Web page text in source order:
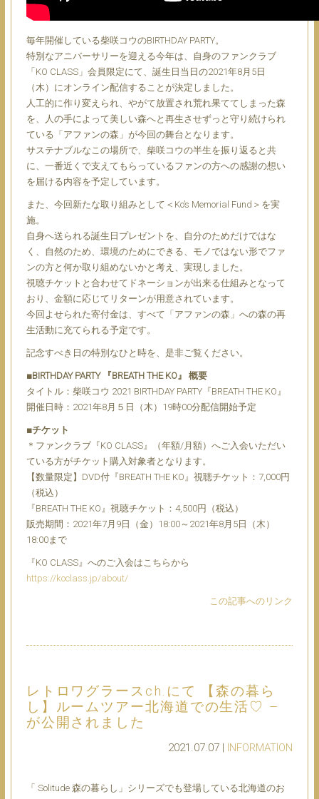
毎年開催している柴咲コウのBIRTHDAY PARTY。
特別なアニバーサリーを迎える今年は、自身のファンクラブ
「KO CLASS」会員限定にて、誕生日当日の2021年8月5日
（木）にオンライン配信することが決定しました。
人工的に作り変えられ、やがて放置され荒れ果ててしまった森
を、人の手によって美しい森へと再生させずっと守り続けられ
ている「アファンの森」が今回の舞台となります。
サステナブルなこの場所で、柴咲コウの半生を振り返ると共
に、一番近くで支えてもらっているファンの方への感謝の想い
を届ける内容を予定しています。
また、今回新たな取り組みとして＜Ko’s Memorial Fund＞を実
施。
自身へ送られる誕生日プレゼントを、自分のためだけではな
く、自然のため、環境のためにできる、モノではない形でファ
ンの方と何か取り組めないかと考え、実現しました。
視聴チケットと合わせてドネーションが出来る仕組みとなって
おり、金額に応じてリターンが用意されています。
今回よせられた寄付金は、すべて「アファンの森」への森の再
生活動に充てられる予定です。
記念すべき日の特別なひと時を、是非ご覧ください。
■BIRTHDAY PARTY 『BREATH THE KO』 概要
タイトル：柴咲コウ 2021 BIRTHDAY PARTY『BREATH THE KO』
開催日時：2021年8月５日（木）19時00分配信開始予定
■チケット
＊ファンクラブ『KO CLASS』（年額/月額）へご入会いただい
ている方がチケット購入対象者となります。
【数量限定】DVD付『BREATH THE KO』視聴チケット：7,000円
（税込）
『BREATH THE KO』視聴チケット：4,500円（税込）
販売期間：2021年7月9日（金）18:00～2021年8月5日（木）
18:00まで
『KO CLASS』へのご入会はこちらから
https://koclass.jp/about/
この記事へのリンク
レトロワグラースch.にて 【森の暮ら
し】ルームツアー北海道での生活♡ –
が公開されました
2021.07.07 | INFORMATION
「 Solitude 森の暮らし」シリーズでも登場している北海道のお